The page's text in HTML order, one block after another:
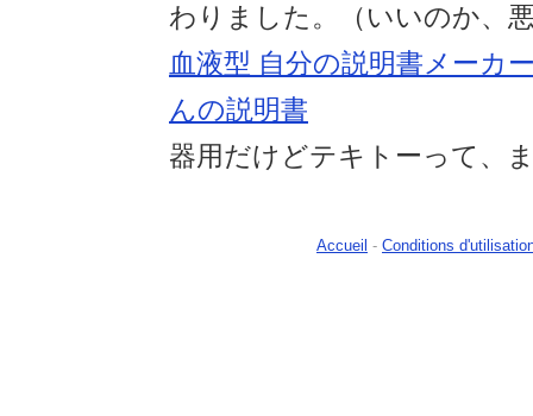
わりました。（いいのか、
血液型 自分の説明書メーカ
んの説明書
器用だけどテキトーって、
Accueil - Conditions